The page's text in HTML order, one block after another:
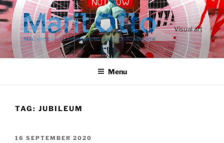
Ga
naar
de
inhoud
Visual art
Menu
TAG: JUBILEUM
GEPLAATST
16 SEPTEMBER 2020